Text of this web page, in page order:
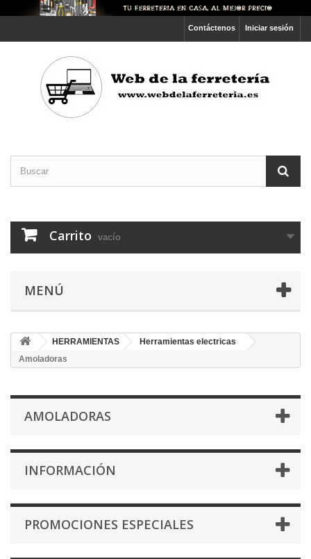
Iniciar sesión
Contáctenos
Carrito vacío
MENÚ
HERRAMIENTAS
Herramientas electricas
Amoladoras
AMOLADORAS
INFORMACIÓN
PROMOCIONES ESPECIALES